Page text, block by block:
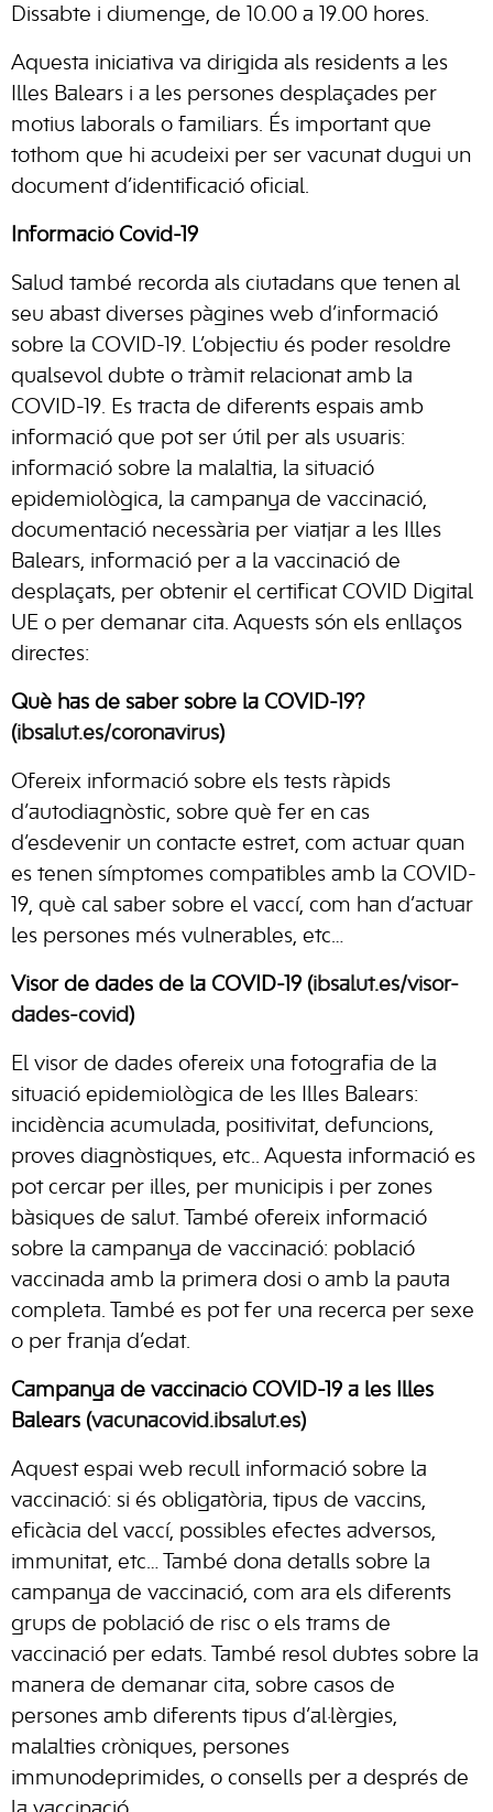
Dissabte i diumenge, de 10.00 a 19.00 hores.
Aquesta iniciativa va dirigida als residents a les
Illes Balears i a les persones desplaçades per
motius laborals o familiars. És important que
tothom que hi acudeixi per ser vacunat dugui un
document d’identificació oficial.
Informació Covid-19
Salud també recorda als ciutadans que tenen al
seu abast diverses pàgines web d’informació
sobre la COVID-19. L’objectiu és poder resoldre
qualsevol dubte o tràmit relacionat amb la
COVID-19. Es tracta de diferents espais amb
informació que pot ser útil per als usuaris:
informació sobre la malaltia, la situació
epidemiològica, la campanya de vaccinació,
documentació necessària per viatjar a les Illes
Balears, informació per a la vaccinació de
desplaçats, per obtenir el certificat COVID Digital
UE o per demanar cita. Aquests són els enllaços
directes:
Què has de saber sobre la COVID-19?
(ibsalut.es/coronavirus)
Ofereix informació sobre els tests ràpids
d’autodiagnòstic, sobre què fer en cas
d’esdevenir un contacte estret, com actuar quan
es tenen símptomes compatibles amb la COVID-
19, què cal saber sobre el vaccí, com han d’actuar
les persones més vulnerables, etc…
Visor de dades de la COVID-19 (ibsalut.es/visor-
dades-covid )
El visor de dades ofereix una fotografia de la
situació epidemiològica de les Illes Balears:
incidència acumulada, positivitat, defuncions,
proves diagnòstiques, etc.. Aquesta informació es
pot cercar per illes, per municipis i per zones
bàsiques de salut. També ofereix informació
sobre la campanya de vaccinació: població
vaccinada amb la primera dosi o amb la pauta
completa. També es pot fer una recerca per sexe
o per franja d’edat.
Campanya de vaccinació COVID-19 a les Illes
Balears (vacunacovid.ibsalut.es)
Aquest espai web recull informació sobre la
vaccinació: si és obligatòria, tipus de vaccins,
eficàcia del vaccí, possibles efectes adversos,
immunitat, etc… També dona detalls sobre la
campanya de vaccinació, com ara els diferents
grups de població de risc o els trams de
vaccinació per edats. També resol dubtes sobre la
manera de demanar cita, sobre casos de
persones amb diferents tipus d’al·lèrgies,
malalties cròniques, persones
immunodeprimides, o consells per a després de